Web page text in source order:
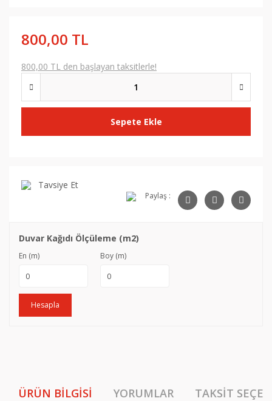
800,00 TL
800,00 TL den başlayan taksitlerle!
Sepete Ekle
Tavsiye Et
Paylaş :
Duvar Kağıdı Ölçüleme (m2)
En (m) Boy (m)
Hesapla
ÜRÜN BILGISI YORUMLAR TAKSIT